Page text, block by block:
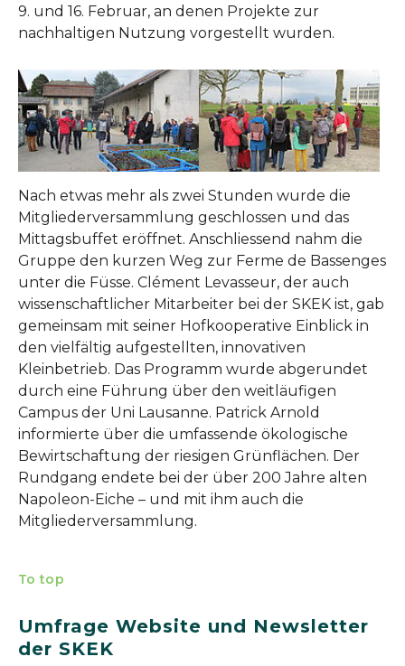
9. und 16. Februar, an denen Projekte zur
nachhaltigen Nutzung vorgestellt wurden.
Show larger version Show larger version
Nach etwas mehr als zwei Stunden wurde die
Mitgliederversammlung geschlossen und das
Mittagsbuffet eröffnet. Anschliessend nahm die
Gruppe den kurzen Weg zur Ferme de Bassenges
unter die Füsse. Clément Levasseur, der auch
wissenschaftlicher Mitarbeiter bei der SKEK ist, gab
gemeinsam mit seiner Hofkooperative Einblick in
den vielfältig aufgestellten, innovativen
Kleinbetrieb. Das Programm wurde abgerundet
durch eine Führung über den weitläufigen
Campus der Uni Lausanne. Patrick Arnold
informierte über die umfassende ökologische
Bewirtschaftung der riesigen Grünflächen. Der
Rundgang endete bei der über 200 Jahre alten
Napoleon-Eiche – und mit ihm auch die
Mitgliederversammlung.
To top
Umfrage Website und Newsletter
der SKEK